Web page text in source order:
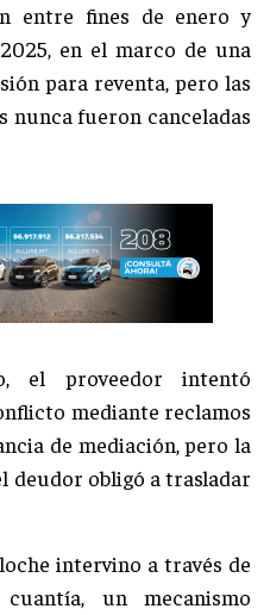
entre fines de enero y
en el marco de una
para reventa, pero las
fueron canceladas
el proveedor intentó
mediante reclamos
de mediación, pero la
deudor obligó a trasladar
intervino a través de
un mecanismo